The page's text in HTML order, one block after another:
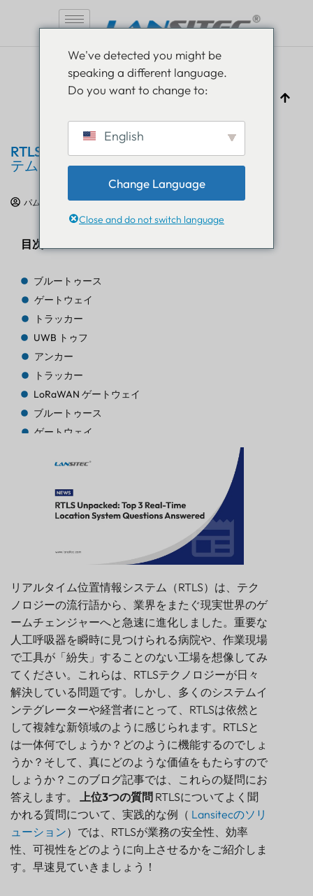
キ
プ
RTLS の解説: リアルタイム位置情報シス
テムに関する 3 つの質問に回答
パム・ルスラ 2025年4月16日 IoT教育
目次
ブルートゥース
ゲートウェイ
トラッカー
UWB トゥフ
アンカー
トラッカー
LoRaWAN ゲートウェイ
ブルートゥース
ゲートウェイ
トラッカー
ブルートゥースAoA
ゲートウェイ
ブルートゥース
ゲートウェイ
トラッカー
ビーコン
センサー
リアルタイム位置情報システム（RTLS）は、テク
ノロジーの流行語から、業界をまたぐ現実世界のゲ
ームチェンジャーへと急速に進化しました。重要な
人工呼吸器を瞬時に見つけられる病院や、作業現場
で工具が「紛失」することのない工場を想像してみ
てください。これらは、RTLSテクノロジーが日々
解決している問題です。しかし、多くのシステムイ
ンテグレーターや経営者にとって、RTLSは依然と
して複雑な新領域のように感じられます。RTLSと
は一体何でしょうか？どのように機能するのでしょ
うか？そして、真にどのような価値をもたらすので
しょうか？このブログ記事では、これらの疑問にお
答えします。 上位3つの質問 RTLSについてよく聞
かれる質問について、実践的な例（ Lansitecのソリ
ューション）では、RTLSが業務の安全性、効率
性、可視性をどのように向上させるかをご紹介しま
す。早速見ていきましょう！
We've detected you might be
speaking a different language.
Do you want to change to:
English
Change Language
Close and do not switch language